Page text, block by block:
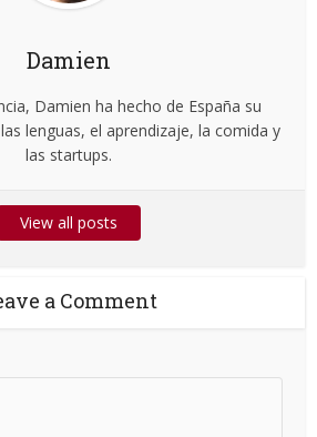
Damien
Damien ha hecho de España su
lenguas, el aprendizaje, la comida y
las startups.
View all posts
a Comment